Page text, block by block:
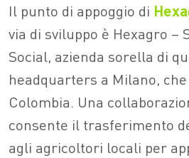
Il punto di appoggio di
via di sviluppo è Hexagro –
Social, azienda sorella di
headquarters a Milano,
Colombia. Una
consente il trasferimento
agli agricoltori locali per